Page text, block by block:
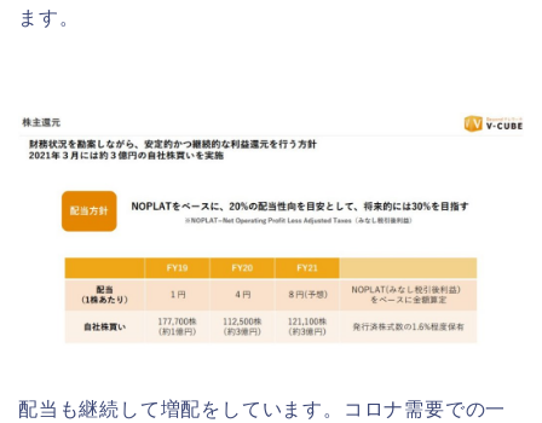
ます。
配当も継続して増配をしています。コロナ需要での一